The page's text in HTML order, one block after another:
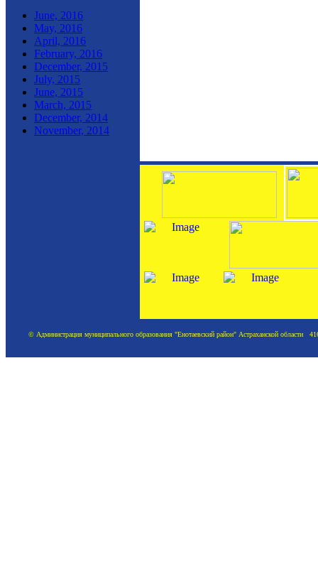
June, 2016
May, 2016
April, 2016
February, 2016
December, 2015
July, 2015
June, 2015
March, 2015
December, 2014
November, 2014
© Администрация муниципального образования "Енотаевский район" Астраханской области